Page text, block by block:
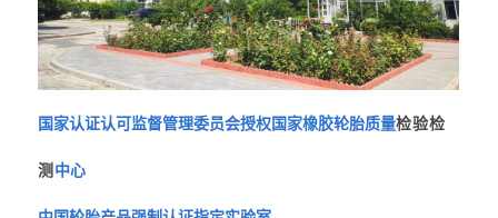
国家认证认可监督管理委员会授权国家橡胶轮胎质量检验检
测 中心